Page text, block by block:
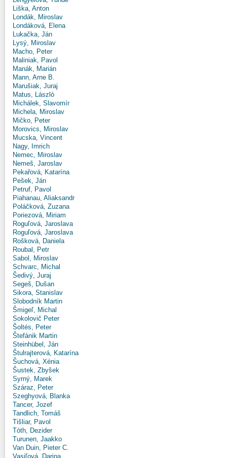
Liška, Anton
Londák, Miroslav
Londáková, Elena
Lukačka, Ján
Lysý, Miroslav
Macho, Peter
Maliniak, Pavol
Manák, Marián
Mann, Arne B.
Marušiak, Juraj
Matus, László
Michálek, Slavomír
Michela, Miroslav
Mičko, Peter
Morovics, Miroslav
Mucska, Vincent
Nagy, Imrich
Nemec, Miroslav
Nemeš, Jaroslav
Pekařová, Katarína
Pešek, Ján
Petruf, Pavol
Piahanau, Aliaksandr
Poláčková, Zuzana
Poriezová, Miriam
Roguľová, Jaroslava
Roguľová, Jaroslava
Rošková, Daniela
Roubal, Petr
Sabol, Miroslav
Schvarc, Michal
Šedivý, Juraj
Segeš, Dušan
Sikora, Stanislav
Slobodník Martin
Šmigeľ, Michal
Sokolovič Peter
Šoltés, Peter
Štefánik Martin
Steinhübel, Ján
Štulrajterová, Katarína
Šuchová, Xénia
Šustek, Zbyšek
Syrný, Marek
Száraz, Peter
Szeghyová, Blanka
Tancer, Jozef
Tandlich, Tomáš
Tišliar, Pavol
Tóth, Dezider
Turunen, Jaakko
Van Duin, Pieter C.
Vasiľová, Darina